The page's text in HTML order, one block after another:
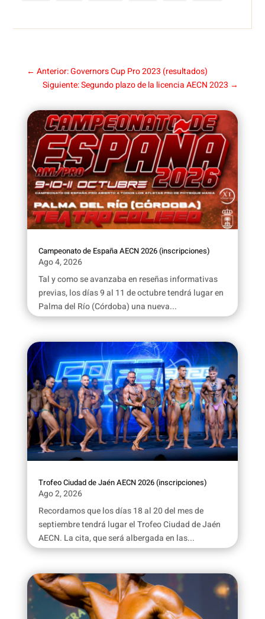
← Anterior: Governors Cup Pro 2023 (resultados)
Siguiente: Segundo plazo de la licencia AECN 2023 →
Campeonato de España AECN 2026 (inscripciones)
Ago 4, 2026
Tal y como se avanzaba en reseñas informativas
previas, los días 9 al 11 de octubre tendrá lugar en
Palma del Río (Córdoba) una nueva...
Trofeo Ciudad de Jaén AECN 2026 (inscripciones)
Ago 2, 2026
Recordamos que los días 18 al 20 del mes de
septiembre tendrá lugar el Trofeo Ciudad de Jaén
AECN. La cita, que será albergada en las...